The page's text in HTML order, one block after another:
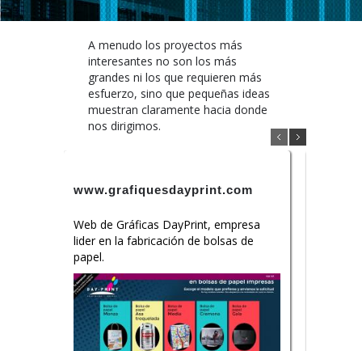
A menudo los proyectos más
interesantes no son los más
grandes ni los que requieren más
esfuerzo, sino que pequeñas ideas
muestran claramente hacia donde
nos dirigimos.
www.grafiquesdayprint.com
Web de Gráficas DayPrint, empresa
lider en la fabricación de bolsas de
papel.